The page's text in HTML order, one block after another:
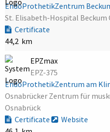
EndoProthetikZentrum
St. Elisabeth-Hospital Beckum
Certificate
44,2 km
EPZmax
EPZ-375
EndoProthetikZentrum am
Osnabrücker Zentrum für
Osnabrück
Certificate
Website